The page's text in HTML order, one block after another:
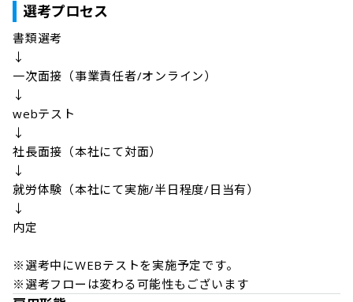
選考プロセス
書類選考
↓
一次面接（事業責任者/オンライン）
↓
webテスト
↓
社長面接（本社にて対面）
↓
就労体験（本社にて実施/半日程度/日当有）
↓
内定
※選考中にWEBテストを実施予定です。
※選考フローは変わる可能性もございます